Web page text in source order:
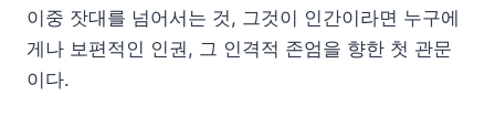
이중 잣대를 넘어서는 것, 그것이 인간이라면 누구에
게나 보편적인 인권, 그 인격적 존엄을 향한 첫 관문
이다.